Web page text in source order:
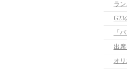
ラ
G23
「
出
オ